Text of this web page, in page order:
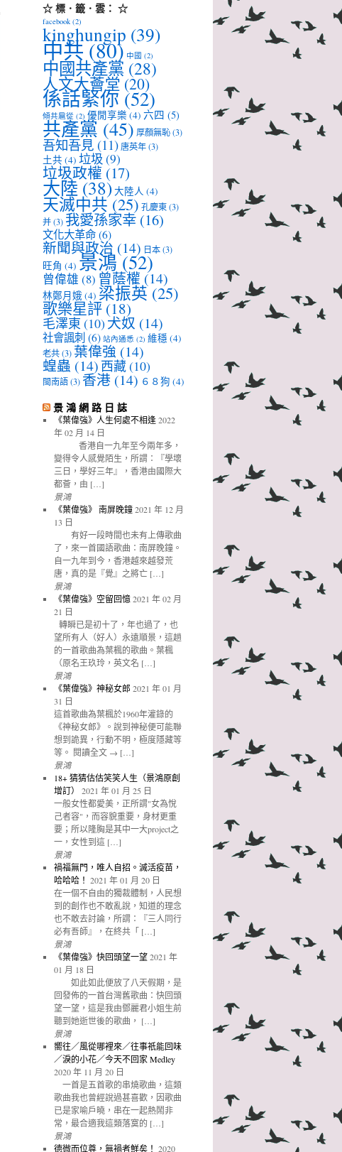
☆ 標．籤．雲： ☆
facebook (2)
kinghungip (39)
中共(80) 中國 (2)
中國共產黨 (28)
人文大薈堂(20)
係話緊你(52)
傾共扈從 (2) 優閒享樂 (4) 六四 (5)
共產黨 (45) 厚顏無恥(3)
吾知吾見 (11)唐英年(3)
土共 (4) 垃圾 (9)
垃圾政權 (17)
大陸(38)大陸人 (4)
天滅中共(25) 孔慶東(3)
并(3) 我愛孫家幸 (16)
文化大革命 (6)
新聞與政治 (14) 日本(3)
旺角 (4) 景鴻(52)
曾偉雄 (8) 曾蔭權 (14)
林鄭月娥 (4) 梁振英(25)
歌樂星評 (18)
毛澤東 (10) 犬奴 (14)
社會諷刺 (6) 站內通悉 (2) 維穩 (4)
老共(3) 葉偉強 (14)
蝗蟲 (14) 西藏(10)
閩南語(3) 香港 (14) ６８狗 (4)
景 鴻 網 路 日 誌
《葉偉強》人生何處不相逢 2022
年 02 月 14 日
香港自一九年至今兩年多，
變得令人感覺陌生，所謂：『學壞
三日，學好三年』，香港由國際大
都薈，由 […]
景鴻
《葉偉強》 南屏晚鐘 2021 年 12 月
13 日
有好一段時間也未有上傳歌曲
了，來一首國語歌曲：南屏晚鐘。
自一九年到今，香港越來越發荒
唐，真的是『覺』之將亡 […]
景鴻
《葉偉強》空留回憶 2021 年 02 月
21 日
轉瞬已是初十了，年也過了，也
望所有人（好人）永遠順景，這趟
的一首歌曲為葉楓的歌曲。葉楓
（原名王玖玲，英文名 […]
景鴻
《葉偉強》神秘女郎 2021 年 01 月
31 日
這首歌曲為葉楓於1960年灌錄的
《神秘女郎》。說到神秘便可能聯
想到詭異，行動不明，極度隱藏等
等。 閱讀全文 → […]
景鴻
18+ 猜猜估估笑笑人生（景鴻原創
增訂）
2021 年 01 月 25 日
一般女性都愛美，正所謂"女為悅
己者容"，而容貌重要，身材更重
要；所以隆胸是其中一大project之
一，女性到這 […]
景鴻
禍福無門，唯人自招。滅活疫苗，
哈哈哈！ 2021 年 01 月 20 日
在一個不自由的獨裁體制，人民想
到的創作也不敢亂說，知道的理念
也不敢去討論，所謂：『三人同行
必有吾師』，在終共「 […]
景鴻
《葉偉強》快回頭望一望 2021 年
01 月 18 日
如此如此便放了八天假期，是
回發佈的一首台灣舊歌曲：快回頭
望一望，這是我由鄧麗君小姐生前
聽到她逝世後的歌曲， […]
景鴻
嚮往／風從哪裡來／往事祇能回味
／淚的小花／今天不回家 Medley
2020 年 11 月 20 日
一首是五首歌的串燒歌曲，這類
歌曲我也曾經說過甚喜歡，因歌曲
已是家喻戶曉，串在一起熱鬧非
常，最合適我這類落寞的 […]
景鴻
德微而位尊，無禍者鮮矣！ 2020